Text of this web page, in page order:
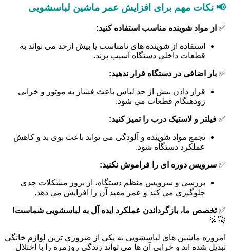
📢 نکات مهم برای افزایش عمر ماشین لباسشویی
✅ از مواد شوینده مناسب استفاده کنید:
استفاده از شوینده های نامناسب یا بیش ازحد می تواند به
قطعات داخلی دستگاه آسیب بزند.
✅ بار اضافی در دستگاه قرار ندهید:
قرار دادن بیش از حد لباس باعث فشار به موتور و خرابی
زودهنگام قطعات می شود.
✅ فیلتر و لاستیک درب را تمیز کنید:
تجمع مواد شوینده و آلودگی می تواند باعث بوی بد و کاهش
عملکرد دستگاه شود.
✅ سرویس دوره ای را فراموش نکنید:
بررسی و سرویس منظم دستگاه، از بروز مشکلات جدی
جلوگیری می کند و عمر مفید آن را افزایش می دهد.
✅تخصص ما، بازگرداندن عملکرد ایده آل به لباسشویی شماست!
🚀💦
امروزه ماشین های لباسشویی به یکی از ضروری ترین لوازم خانگی
تبدیل شده اند و خرابی آن ها می تواند زندگی روزمره را با اختلال